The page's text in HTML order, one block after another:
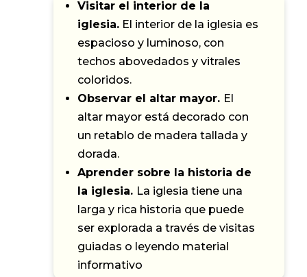
Visitar el interior de la
iglesia. El interior de la iglesia es
espacioso y luminoso, con
techos abovedados y vitrales
coloridos.
Observar el altar mayor. El
altar mayor está decorado con
un retablo de madera tallada y
dorada.
Aprender sobre la historia de
la iglesia. La iglesia tiene una
larga y rica historia que puede
ser explorada a través de visitas
guiadas o leyendo material
informativo